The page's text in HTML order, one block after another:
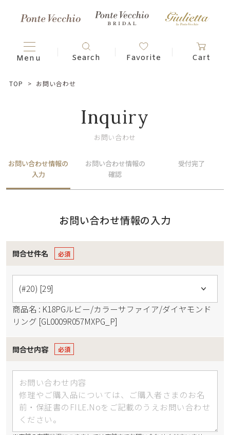
TOP お問い合わせ
Inquiry
お問い合わせ
お問い合わせ情報の
入力
お問い合わせ情報の
確認
受付完了
お問い合わせ情報の入力
問合せ件名
商品名 : K18PGルビー/カラーサファイア/ダイヤモンド
リング [GL0009R057MXPG_P]
問合せ内容